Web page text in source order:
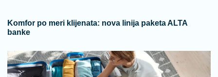
Komfor po meri klijenata: nova linija paketa ALTA
banke